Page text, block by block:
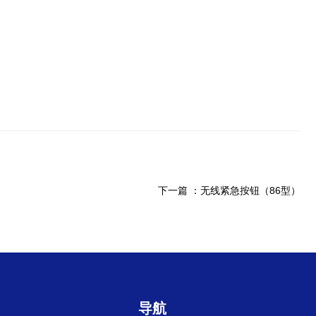
下一篇 ： 无线紧急按钮（86型）
导航